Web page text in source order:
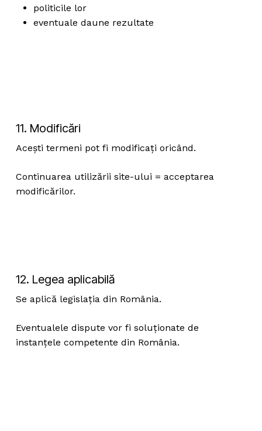
politicile lor
eventuale daune rezultate
11. Modificări
Acești termeni pot fi modificați oricând.
Continuarea utilizării site-ului = acceptarea
modificărilor.
12. Legea aplicabilă
Se aplică legislația din România.
Eventualele dispute vor fi soluționate de
instanțele competente din România.